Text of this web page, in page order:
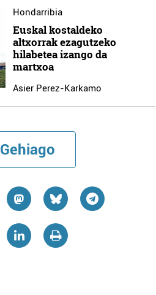
Hondarribia
Euskal kostaldeko
altxorrak ezagutzeko
hilabetea izango da
martxoa
Asier Perez-Karkamo
Gehiago